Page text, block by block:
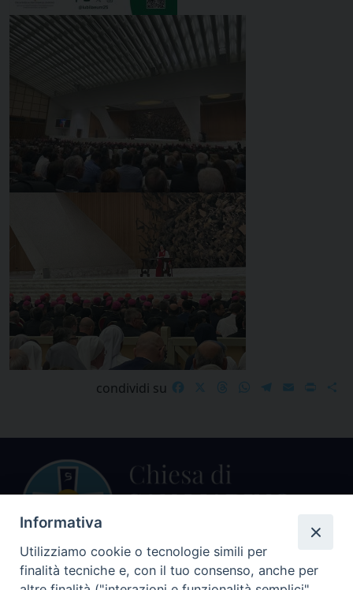
condividi su FacebookThreadsWhatsApp
Telegram
EmailPrint
Centralino Curia Vescovile
Informativa
Utilizziamo cookie o tecnologie simili per
finalità tecniche e, con il tuo consenso, anche per